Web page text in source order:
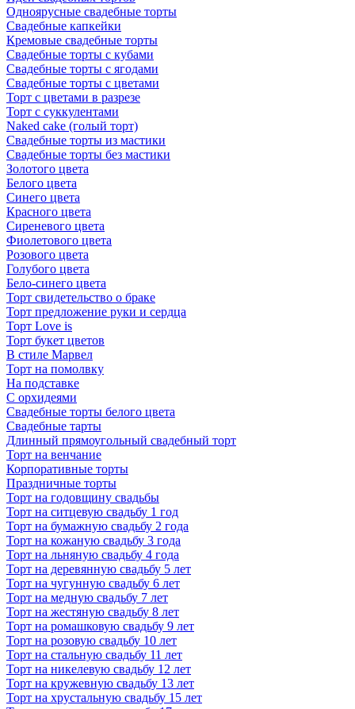
Одноярусные свадебные торты
Свадебные капкейки
Кремовые свадебные торты
Свадебные торты с кубами
Свадебные торты с ягодами
Свадебные торты с цветами
Торт с цветами в разрезе
Торт с суккулентами
Naked cake (голый торт)
Свадебные торты из мастики
Свадебные торты без мастики
Золотого цвета
Белого цвета
Синего цвета
Красного цвета
Сиреневого цвета
Фиолетового цвета
Розового цвета
Голубого цвета
Бело-синего цвета
Торт свидетельство о браке
Торт предложение руки и сердца
Торт Love is
Торт букет цветов
В стиле Марвел
Торт на помолвку
На подставке
С орхидеями
Свадебные торты белого цвета
Свадебные тарты
Длинный прямоугольный свадебный торт
Торт на венчание
Корпоративные торты
Праздничные торты
Торт на годовщину свадьбы
Торт на ситцевую свадьбу 1 год
Торт на бумажную свадьбу 2 года
Торт на кожаную свадьбу 3 года
Торт на льняную свадьбу 4 года
Торт на деревянную свадьбу 5 лет
Торт на чугунную свадьбу 6 лет
Торт на медную свадьбу 7 лет
Торт на жестяную свадьбу 8 лет
Торт на ромашковую свадьбу 9 лет
Торт на розовую свадьбу 10 лет
Торт на стальную свадьбу 11 лет
Торт на никелевую свадьбу 12 лет
Торт на кружевную свадьбу 13 лет
Торт на хрустальную свадьбу 15 лет